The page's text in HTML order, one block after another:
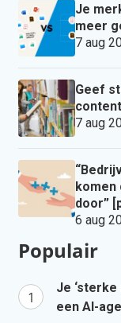
Je
meer
7 aug
Geef
7 aug
komen
door”
6 aug
Populair
Je
een AI-